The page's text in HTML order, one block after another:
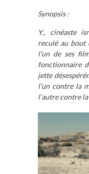
Synopsis :
Y., cinéaste
reculé au bout
l’un de ses
fonctionnaire
jette
l’un contre la
l’autre contre